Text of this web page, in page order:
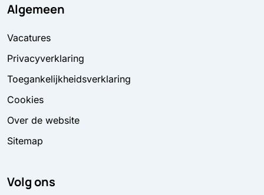
Algemeen
Vacatures
Privacyverklaring
Toegankelijkheidsverklaring
Cookies
Over de website
Sitemap
Volg ons